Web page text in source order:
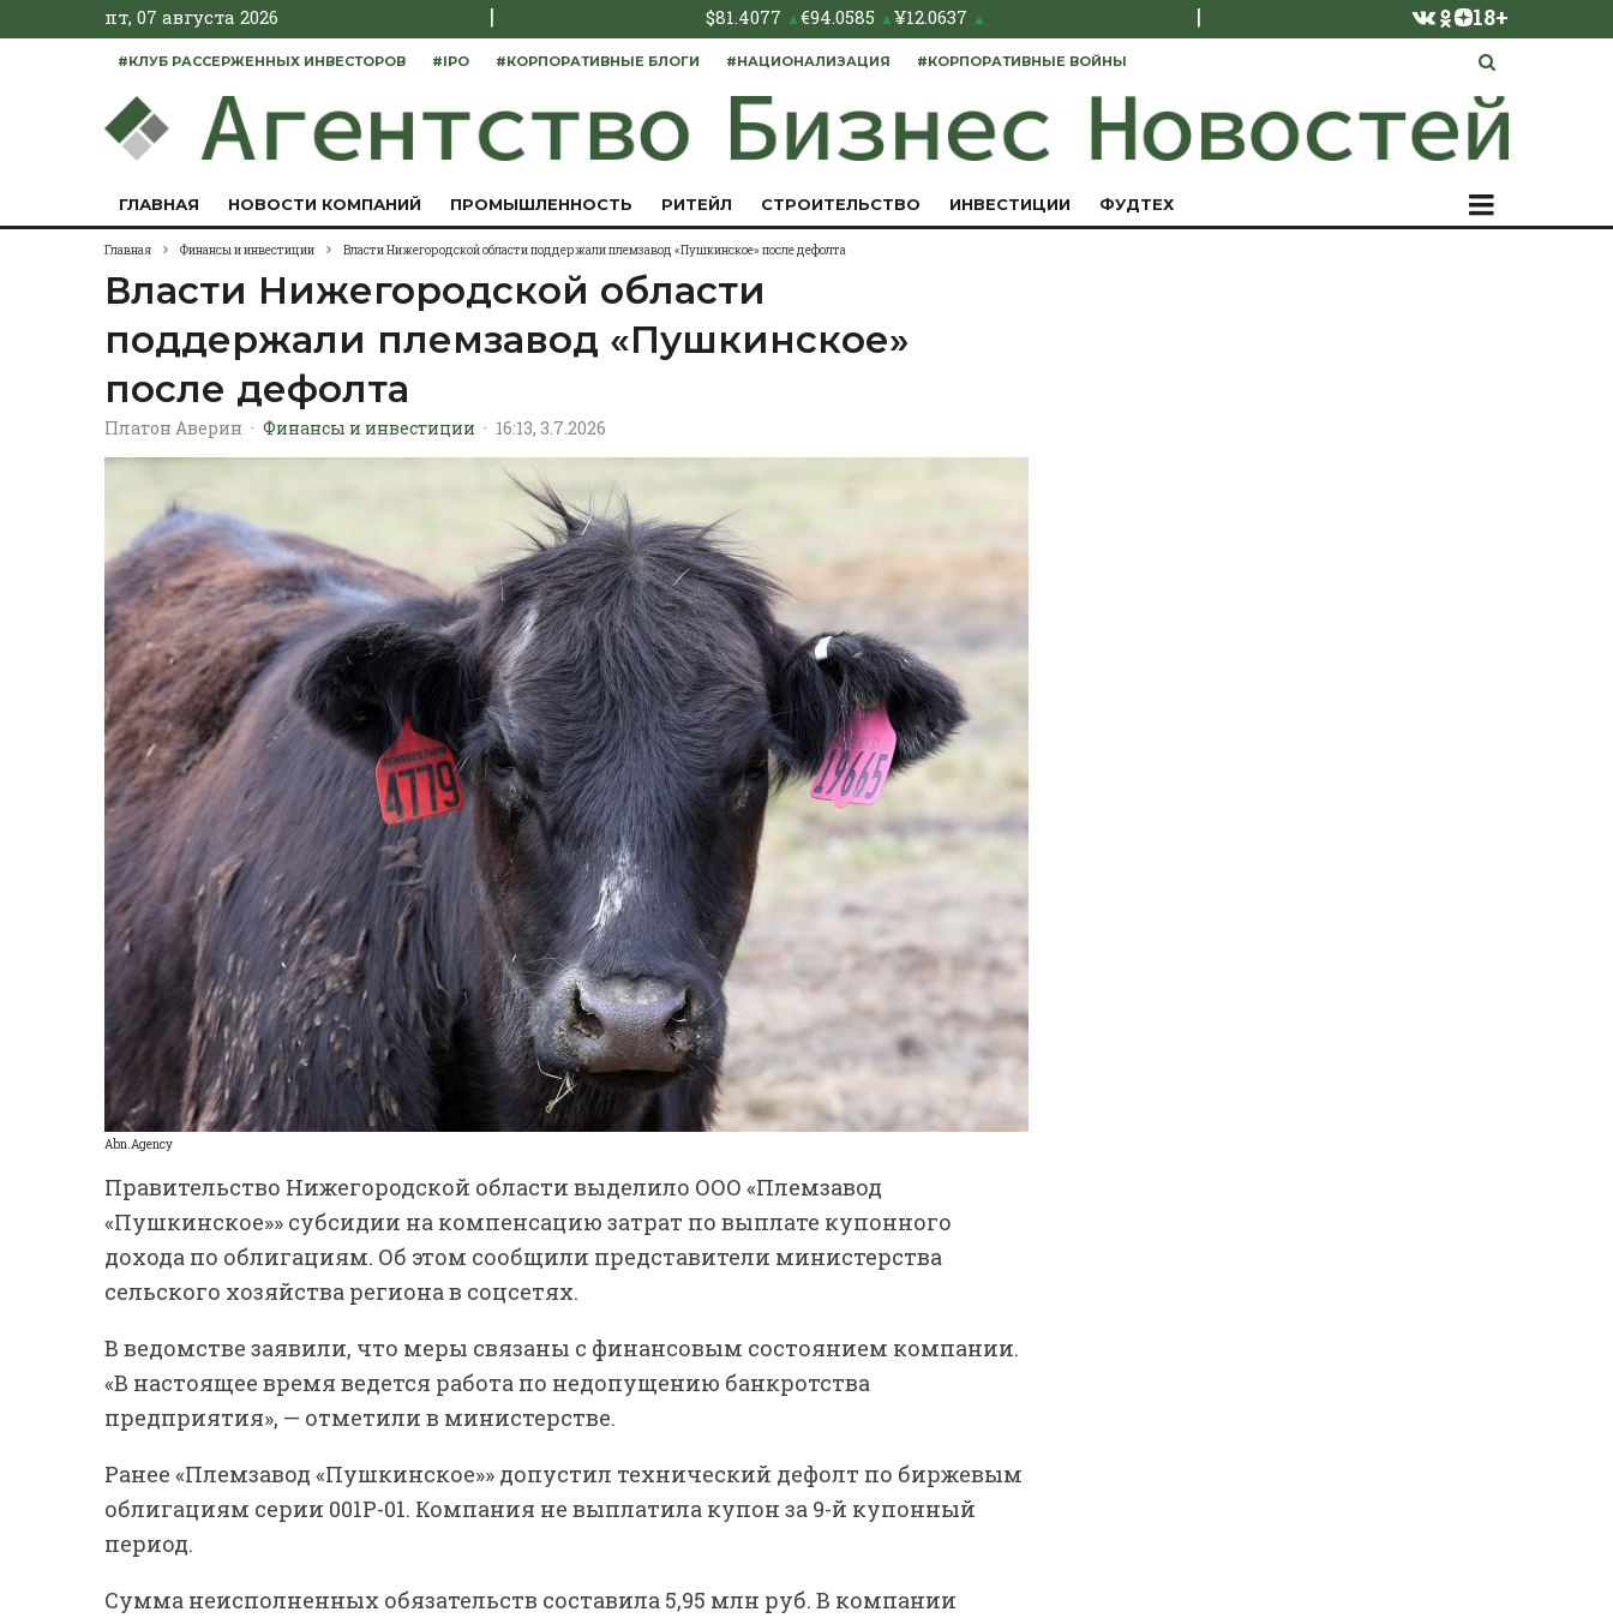
пт, 07 августа 2026 | $81.4077 ▲€94.0585 ▲¥12.0637 ▲ | 18+
#КЛУБ РАССЕРЖЕННЫХ ИНВЕСТОРОВ #IPO #КОРПОРАТИВНЫЕ БЛОГИ #НАЦИОНАЛИЗАЦИЯ #КОРПОРАТИВНЫЕ ВОЙНЫ
ГЛАВНАЯ НОВОСТИ КОМПАНИЙ ПРОМЫШЛЕННОСТЬ РИТЕЙЛ СТРОИТЕЛЬСТВО ИНВЕСТИЦИИ ФУДТЕХ
Главная Финансы и инвестиции Власти Нижегородской области поддержали племзавод «Пушкинское» после дефолта
Власти Нижегородской области
поддержали племзавод «Пушкинское»
после дефолта
Платон Аверин · Финансы и инвестиции · 16:13, 3.7.2026
Abn.Agency
Правительство Нижегородской области выделило ООО «Племзавод
«Пушкинское»» субсидии на компенсацию затрат по выплате купонного
дохода по облигациям. Об этом сообщили представители министерства
сельского хозяйства региона в соцсетях.
В ведомстве заявили, что меры связаны с финансовым состоянием компании.
«В настоящее время ведется работа по недопущению банкротства
предприятия», — отметили в министерстве.
Ранее «Племзавод «Пушкинское»» допустил технический дефолт по биржевым
облигациям серии 001Р-01. Компания не выплатила купон за 9-й купонный
период.
Сумма неисполненных обязательств составила 5,95 млн руб. В компании